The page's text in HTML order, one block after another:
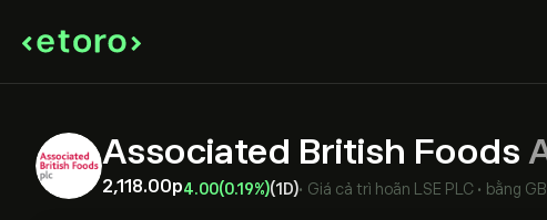
Associated British Foods
2,118.00‎p‎4.00(0.19%)(1D)• Giá cả trì hoãn LSE PLC • bằng